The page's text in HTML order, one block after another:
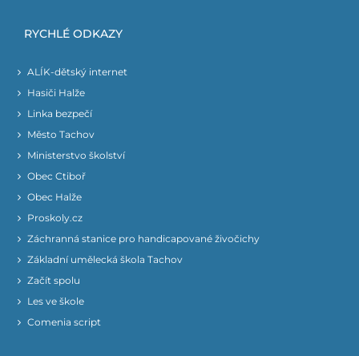
RYCHLÉ ODKAZY
ALÍK-dětský internet
Hasiči Halže
Linka bezpečí
Město Tachov
Ministerstvo školství
Obec Ctiboř
Obec Halže
Proskoly.cz
Záchranná stanice pro handicapované živočichy
Základní umělecká škola Tachov
Začít spolu
Les ve škole
Comenia script